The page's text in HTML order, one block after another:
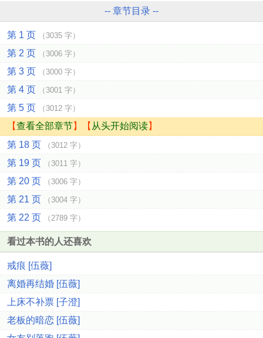
-- 章节目录 --
第 1 页 （3035 字）
第 2 页 （3006 字）
第 3 页 （3000 字）
第 4 页 （3001 字）
第 5 页 （3012 字）
【查看全部章节】【 从头开始阅读】
第 18 页
（3012 字）
第 19 页 （3011 字）
第 20 页 （3006 字）
第 21 页 （3004 字）
第 22 页 （2789 字）
看过本书的人还喜欢
戒痕 [伍薇]
离婚再结婚 [伍薇]
上床不补票 [子澄]
老板的暗恋 [伍薇]